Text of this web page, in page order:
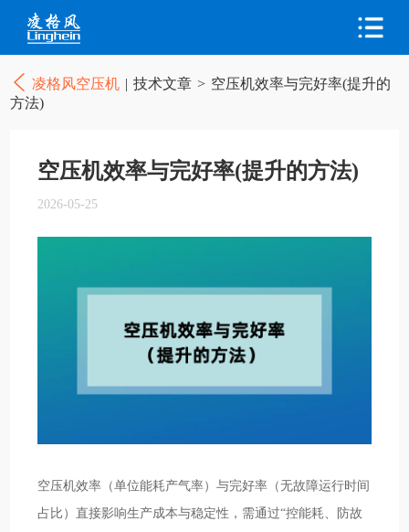
凌格风空压机 | 技术文章 > 空压机效率与完好率(提升的
方法)
空压机效率与完好率(提升的方法)
2026-05-25
空压机效率（单位能耗产气率）与完好率（无故障运行时间
占比）直接影响生产成本与稳定性，需通过“控能耗、防故